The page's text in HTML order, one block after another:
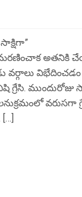
కథ
అతనికి
విభేదించడం
గ్రేసి.
వరుసగా